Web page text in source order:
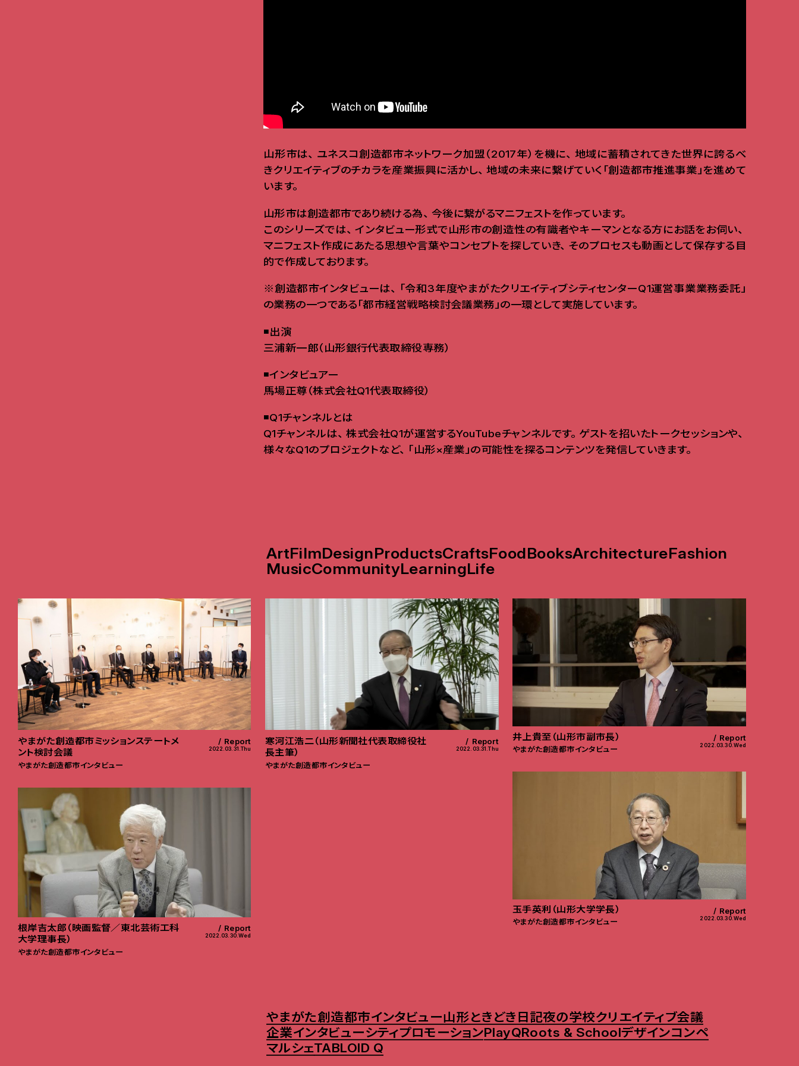
山形市は、 ユネスコ創造都市ネットワーク加盟（2017年）を機に、 地域に蓄積されてきた世界に誇るべ
きクリエイティブのチカラを産業振興に活かし、 地域の未来に繋げていく「創造都市推進事業」を進めて
います。
山形市は創造都市であり続ける為、 今後に繋がるマニフェストを作っています。
このシリーズでは、 インタビュー形式で山形市の創造性の有識者やキーマンとなる方にお話をお伺い、
マニフェスト作成にあたる思想や言葉やコンセプトを探していき、 そのプロセスも動画として保存する目
的で作成しております。
※創造都市インタビューは、
「令和3年度やまがたクリエイティブシティセンターQ1運営事業業務委託」
の業務の一つである「都市経営戦略検討会議業務」の一環として実施しています。
◾️出演
三浦新一郎（山形銀行代表取締役専務）
◾️インタビュアー
馬場正尊（株式会社Q1代表取締役）
◾️Q1チャンネルとは
Q1チャンネルは、 株式会社Q1が運営するYouTubeチャンネルです。 ゲストを招いたトークセッションや、
様々なQ1のプロジェクトなど、 「山形×産業」の可能性を探るコンテンツを発信していきます。
ArtFilmDesignProductsCraftsFoodBooksArchitectureFashion
MusicCommunityLearningLife
やまがた創造都市ミッションステートメ
ント検討会議
やまがた創造都市インタビュー
Report
2022.03.31.Thu
寒河江浩二（山形新聞社代表取締役社
長主筆）
やまがた創造都市インタビュー
Report
2022.03.31.Thu
井上貴至（山形市副市長）
やまがた創造都市インタビュー
Report
2022.03.30.Wed
玉手英利（山形大学学長）
やまがた創造都市インタビュー
Report
2022.03.30.Wed
根岸吉太郎（映画監督／東北芸術工科
大学理事長）
やまがた創造都市インタビュー
Report
2022.03.30.Wed
やまがた創造都市インタビュー山形ときどき日記夜の学校クリエイティブ会議
企業インタビューシティプロモーションPlayQRoots & Schoolデザインコンペ
マルシェTABLOID Q